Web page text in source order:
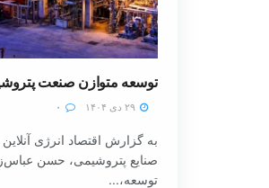
توسعه متوازن صنعت
به گزارش اقتصاد انرژی
صنایع پتروشیمی، حسن
توسعه،...